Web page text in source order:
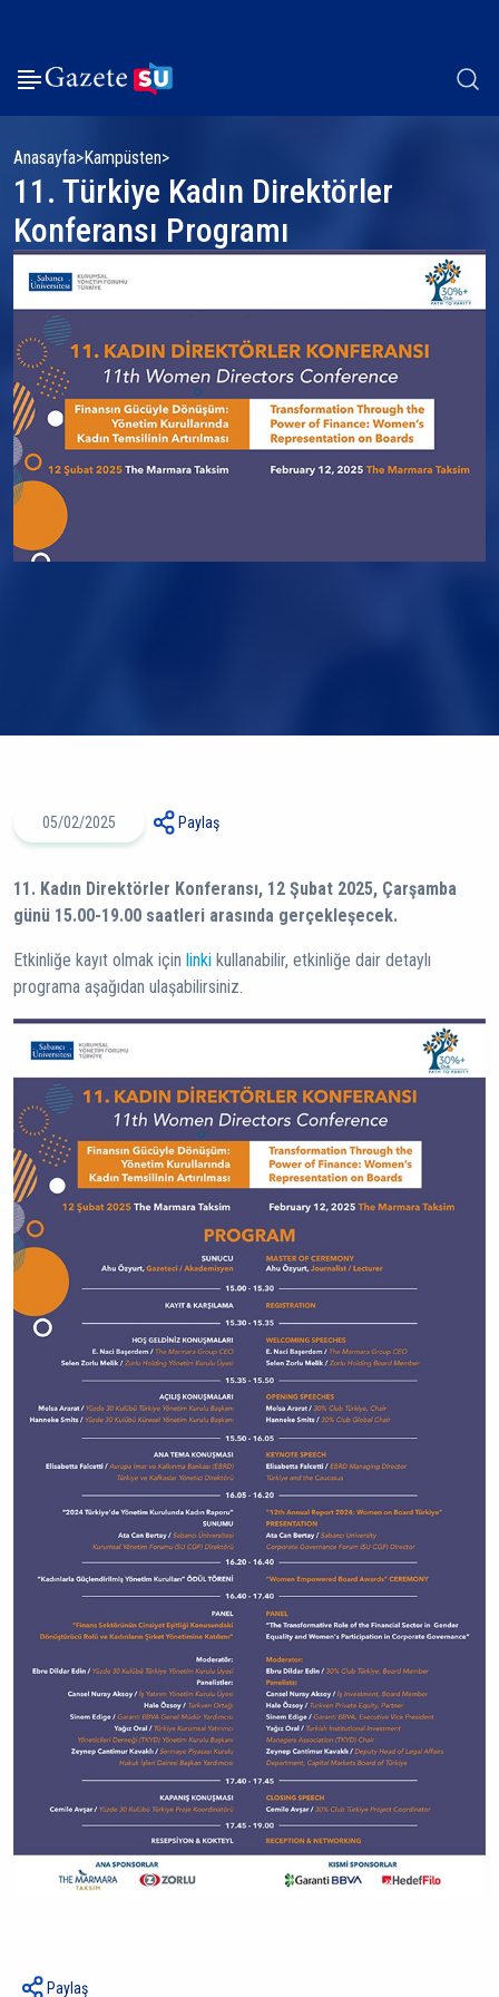
Anasayfa Kampüsten
11. Türkiye Kadın Direktörler
Konferansı Programı
05/02/2025 Paylaş
11. Kadın Direktörler Konferansı, 12 Şubat 2025, Çarşamba
günü 15.00-19.00 saatleri arasında gerçekleşecek.
Etkinliğe kayıt olmak için linki kullanabilir, etkinliğe dair detaylı
programa aşağıdan ulaşabilirsiniz.
Paylaş